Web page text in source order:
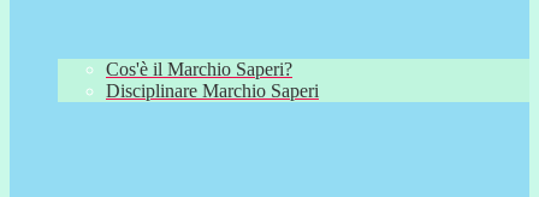
Cos'è il Marchio Saperi?
Disciplinare Marchio Saperi